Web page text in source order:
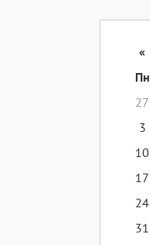
«
Пн
27
3
10
17
24
31